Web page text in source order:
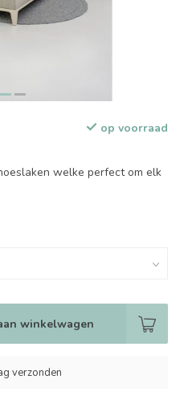
op voorraad
welke perfect om elk
winkelwagen
verzonden